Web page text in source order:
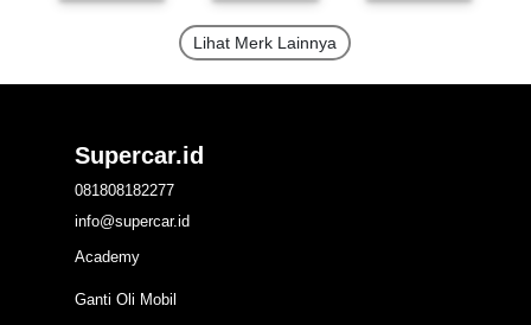
Lihat Merk Lainnya
Supercar.id
081808182277
info@supercar.id
Academy
Ganti Oli Mobil